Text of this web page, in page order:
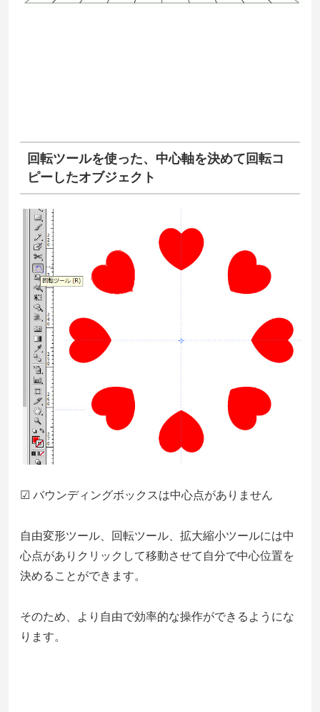
回転ツールを使った、中心軸を決めて回転コ
ピーしたオブジェクト
☑ バウンディングボックスは中心点がありません
自由変形ツール、回転ツール、拡大縮小ツールには中
心点がありクリックして移動させて自分で中心位置を
決めることができます。
そのため、より自由で効率的な操作ができるようにな
ります。